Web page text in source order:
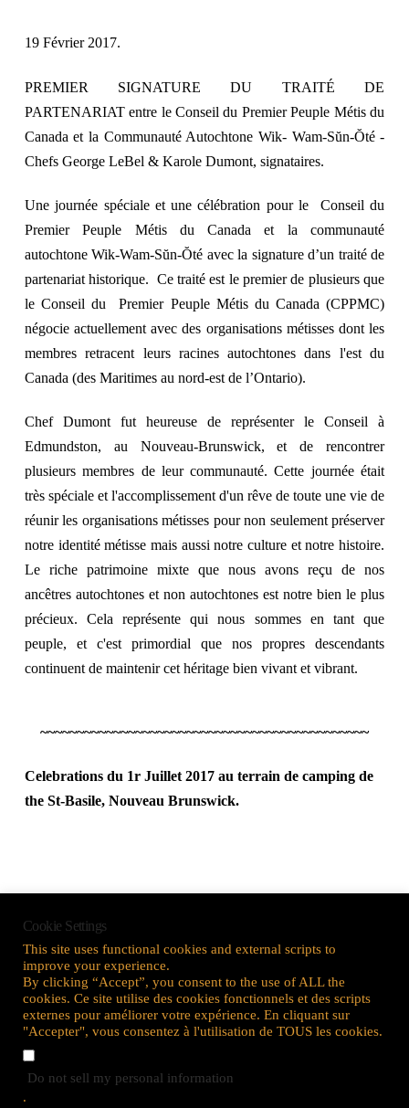
19 Février 2017.
PREMIER SIGNATURE DU TRAITÉ DE
PARTENARIAT entre le Conseil du Premier Peuple Métis du
Canada et la Communauté Autochtone Wik- Wam-Sŭn-Ŏté -
Chefs George LeBel & Karole Dumont, signataires.
Une journée spéciale et une célébration pour le Conseil du
Premier Peuple Métis du Canada et la communauté
autochtone Wik-Wam-Sŭn-Ŏté avec la signature d’un traité de
partenariat historique. Ce traité est le premier de plusieurs que
le Conseil du Premier Peuple Métis du Canada (CPPMC)
négocie actuellement avec des organisations métisses dont les
membres retracent leurs racines autochtones dans l'est du
Canada (des Maritimes au nord-est de l’Ontario).
Chef Dumont fut heureuse de représenter le Conseil à
Edmundston, au Nouveau-Brunswick, et de rencontrer
plusieurs membres de leur communauté. Cette journée était
très spéciale et l'accomplissement d'un rêve de toute une vie de
réunir les organisations métisses pour non seulement préserver
notre identité métisse mais aussi notre culture et notre histoire.
Le riche patrimoine mixte que nous avons reçu de nos
ancêtres autochtones et non autochtones est notre bien le plus
précieux.Cela représente qui nous sommes en tant que
peuple, et c'est primordial que nos propres descendants
continuent de maintenir cet héritage bien vivant et vibrant.
~~~~~~~~~~~~~~~~~~~~~~~~~~~~~~~~~~~~~~~~~~~~~
Celebrations du 1r Juillet 2017 au terrain de camping de
the St-Basile, Nouveau Brunswick.
Cookie Settings
This site uses functional cookies and external scripts to
improve your experience.
By clicking “Accept”, you consent to the use of ALL the
cookies. Ce site utilise des cookies fonctionnels et des scripts
externes pour améliorer votre expérience. En cliquant sur
"Accepter", vous consentez à l'utilisation de TOUS les cookies.
Do not sell my personal information
.